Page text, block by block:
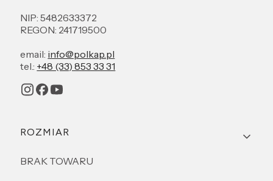
NIP: 5482633372
REGON: 241719500
email: info@polkap.pl
tel.: +48 (33) 853 33 31
Linki w stopce
ROZMIAR
BRAK TOWARU